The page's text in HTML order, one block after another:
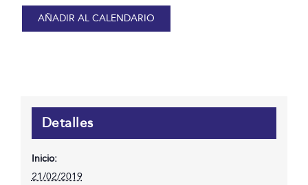
AÑADIR AL CALENDARIO
Detalles
Inicio:
21/02/2019